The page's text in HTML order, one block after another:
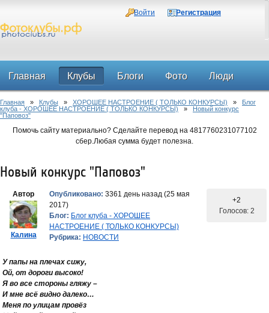
Войти Регистрация
Главная Клубы Блоги Фото Люди
Форум
Главная » Клубы » ХОРОШЕЕ НАСТРОЕНИЕ ( ТОЛЬКО КОНКУРСЫ) » Блог
клуба - ХОРОШЕЕ НАСТРОЕНИЕ ( ТОЛЬКО КОНКУРСЫ) » Новый конкурс
"Паповоз"
Помочь сайту материально? Сделайте перевод на 4817760231077102
сбер.Любая сумма будет полезна.
Новый конкурс "Паповоз"
Автор
Калина
Опубликовано: 3361 день назад (25 мая
2017)
Блог: Блог клуба - ХОРОШЕЕ
НАСТРОЕНИЕ ( ТОЛЬКО КОНКУРСЫ)
Рубрика: НОВОСТИ
+2
Голосов: 2
У папы на плечах сижу,
Ой, от дороги высоко!
Я во все стороны гляжу –
И мне всё видно далеко…
Меня по улицам провёз